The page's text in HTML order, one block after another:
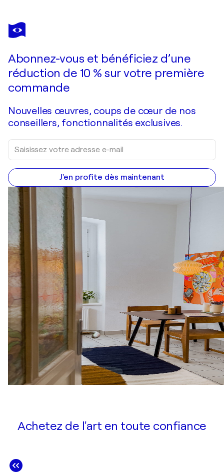
Abonnez-vous et bénéficiez d’une
réduction de 10 % sur votre première
commande
Nouvelles œuvres, coups de cœur de nos
conseillers, fonctionnalités exclusives.
J'en profite dès maintenant
Achetez de l'art en toute confiance